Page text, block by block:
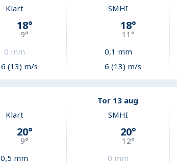
Klart
18°
9°
0 mm
6 (13) m/s
SMHI
18°
11 °
0,1 mm
6 (13) m/s
Tor 13 aug
Klart
20°
9°
0,5 mm
SMHI
20°
12°
0 mm